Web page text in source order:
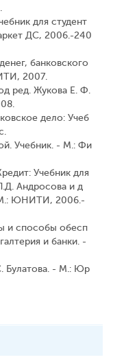
для студент
ДС, 2006.-240
банковского
2007.
ред. Жукова Е. Ф.
дело: Учеб
Учебник. - М.: Фи
Учебник для
Андросова и д
М.: ЮНИТИ, 2006.-
и способы обесп
и банки. -
Булатова. - М.: Юр